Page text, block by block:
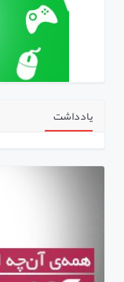
یادداشت